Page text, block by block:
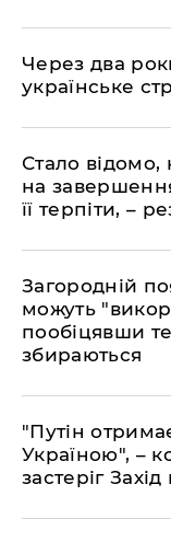
Через два
українське
Стало відомо,
на
її терпіти, –
Загородній
можуть
пообіцявши
збираються
"Путін
Україною", –
застеріг